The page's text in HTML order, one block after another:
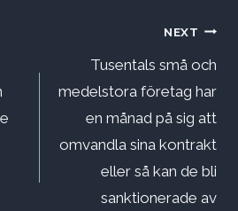
NEXT
Tusentals små och
medelstora företag har
en månad på sig att
omvandla sina kontrakt
eller så kan de bli
sanktionerade av